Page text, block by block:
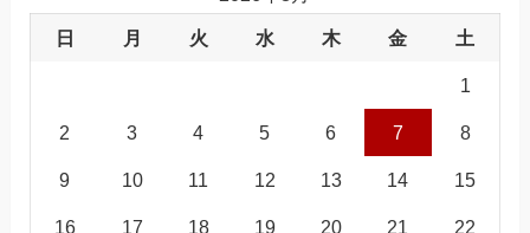
日 月 火 水 木 金 土
1
2 3 4 5 6 7 8
9 10 11 12 13 14 15
16 17 18 19 20 21 22